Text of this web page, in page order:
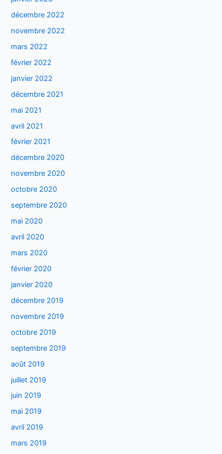
décembre 2022
novembre 2022
mars 2022
février 2022
janvier 2022
décembre 2021
mai 2021
avril 2021
février 2021
décembre 2020
novembre 2020
octobre 2020
septembre 2020
mai 2020
avril 2020
mars 2020
février 2020
janvier 2020
décembre 2019
novembre 2019
octobre 2019
septembre 2019
août 2019
juillet 2019
juin 2019
mai 2019
avril 2019
mars 2019